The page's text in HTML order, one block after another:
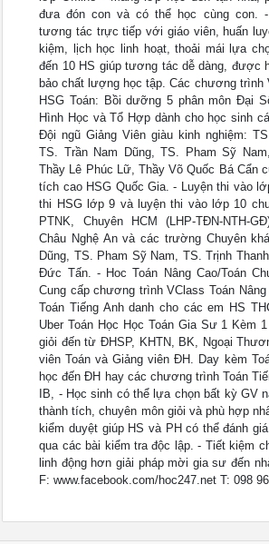
đưa đón con và có thể học cùng con.
tương tác trực tiếp với giáo viên, huấn
kiệm, lịch học linh hoạt, thoải mái lựa
đến 10 HS giúp tương tác dễ dàng, được
bảo chất lượng học tập. Các chương trình
HSG Toán: Bồi dưỡng 5 phân môn Đại
Hình Học và Tổ Hợp dành cho học sinh
Đội ngũ Giảng Viên giàu kinh nghiệm:
TS. Trần Nam Dũng, TS. Pham Sỹ
Thầy Lê Phúc Lữ, Thầy Võ Quốc Bá Cẩn
tích cao HSG Quốc Gia. - Luyện thi vào
thi HSG lớp 9 và luyện thi vào lớp 10
PTNK, Chuyên HCM (LHP-TĐN-NTH-
Châu Nghệ An và các trường Chuyên
Dũng, TS. Pham Sỹ Nam, TS. Trịnh
Đức Tấn. - Hoc Toán Nâng Cao/Toán
Cung cấp chương trình VClass Toán
Toán Tiếng Anh danh cho các em HS
Uber Toán Học Học Toán Gia Sư 1 Kèm
giỏi đến từ ĐHSP, KHTN, BK, Ngoại
viên Toán và Giảng viên ĐH. Day kèm
học đến ĐH hay các chương trình Toán
IB, - Học sinh có thể lựa chọn bất kỳ GV
thành tích, chuyên môn giỏi và phù hợp
kiểm duyệt giúp HS và PH có thể đánh
qua các bài kiểm tra độc lập. - Tiết kiệm
linh động hơn giải pháp mời gia sư đến
F: www.facebook.com/hoc247.net T: 098